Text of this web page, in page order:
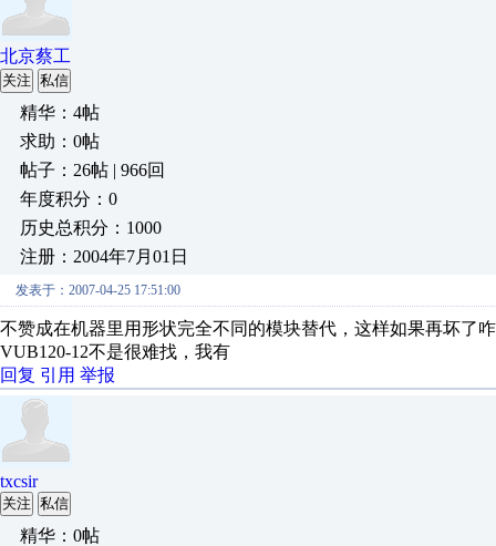
北京蔡工
关注 私信
精华：4帖
求助：0帖
帖子：26帖 | 966回
年度积分：0
历史总积分：1000
注册：2004年7月01日
发表于：2007-04-25 17:51:00
不赞成在机器里用形状完全不同的模块替代，这样如果再坏了
VUB120-12不是很难找，我有
回复 引用 举报
txcsir
关注 私信
精华：0帖